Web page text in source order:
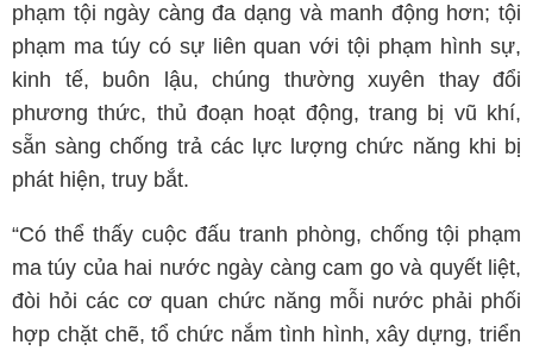
phạm tội ngày càng đa dạng và manh động hơn; tội
phạm ma túy có sự liên quan với tội phạm hình sự,
kinh tế, buôn lậu, chúng thường xuyên thay đổi
phương thức, thủ đoạn hoạt động, trang bị vũ khí,
sẵn sàng chống trả các lực lượng chức năng khi bị
phát hiện, truy bắt.
“Có thể thấy cuộc đấu tranh phòng, chống tội phạm
ma túy của hai nước ngày càng cam go và quyết liệt,
đòi hỏi các cơ quan chức năng mỗi nước phải phối
hợp chặt chẽ, tổ chức nắm tình hình, xây dựng, triển